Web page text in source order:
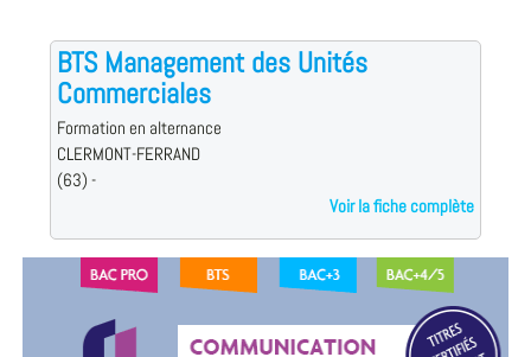
BTS Management des Unités
Commerciales
Formation en alternance
CLERMONT-FERRAND
(63) -
Voir la fiche complète